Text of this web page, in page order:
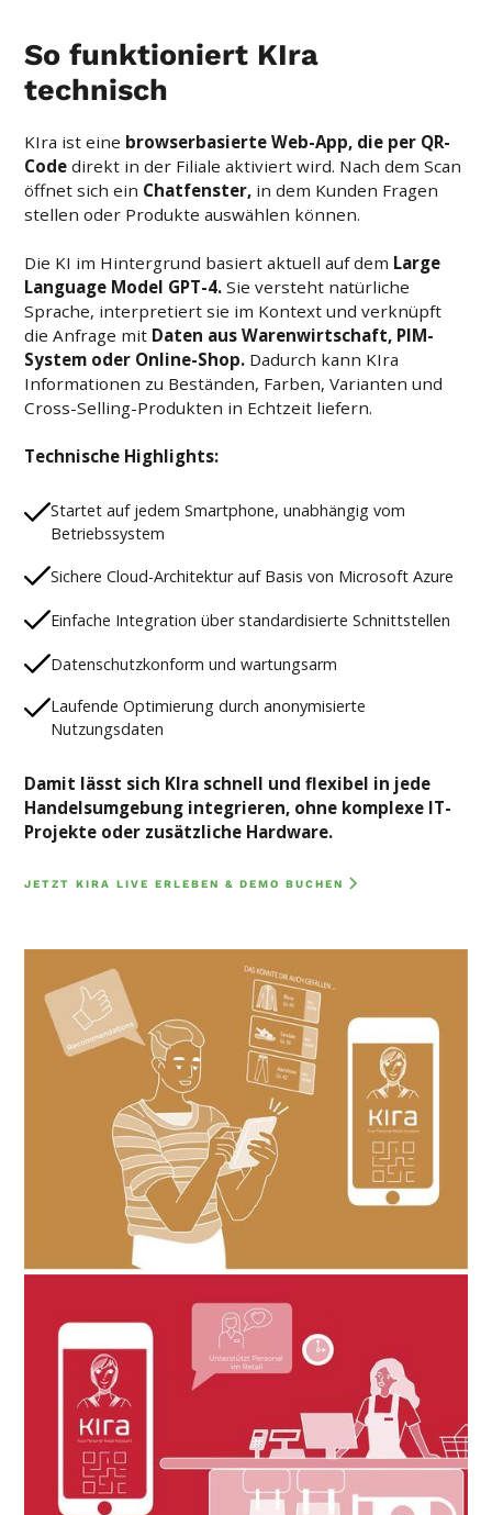
So funktioniert KIra
technisch
KIra ist eine browserbasierte Web-App, die per QR-
Codedirekt in der Filiale aktiviert wird. Nach dem Scan
öffnet sich ein Chatfenster, in dem Kunden Fragen
stellen oder Produkte auswählen können.
Die KI im Hintergrund basiert aktuell auf dem Large
Language Model GPT-4. Sie versteht natürliche
Sprache, interpretiert sie im Kontext und verknüpft
die Anfrage mit Daten aus Warenwirtschaft, PIM-
System oder Online-Shop. Dadurch kann KIra
Informationen zu Beständen, Farben, Varianten und
Cross-Selling-Produkten in Echtzeit liefern.
Technische Highlights:
Startet auf jedem Smartphone, unabhängig vom
Betriebssystem
Sichere Cloud-Architektur auf Basis von Microsoft Azure
Einfache Integration über standardisierte Schnittstellen
Datenschutzkonform und wartungsarm
Laufende Optimierung durch anonymisierte
Nutzungsdaten
Damit lässt sich KIra schnell und flexibel in jede
Handelsumgebung integrieren, ohne komplexe IT-
Projekte oder zusätzliche Hardware.
JETZT KIRA LIVE ERLEBEN & DEMO BUCHEN